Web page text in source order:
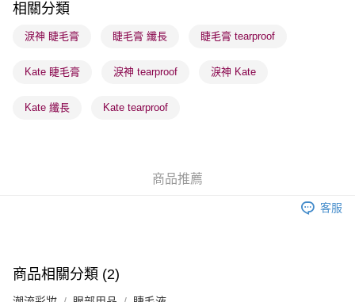
每筆HK$65.00，滿HK$300.00或以上免運費
順豐站及營業點 - 確認發貨後1-3個工作天送達
物流公司進行物流配送
取。逾期會取消訂單，並不會安排重寄
每筆HK$20.00，滿HK$100.00或以上免運費
相關分類
淚神 睫毛膏 睫毛膏 纖長 睫毛膏 tearproof
Kate 睫毛膏 淚神 tearproof 淚神 Kate
Kate 纖長 Kate tearproof
商品推薦
客服
商品相關分類 (2)